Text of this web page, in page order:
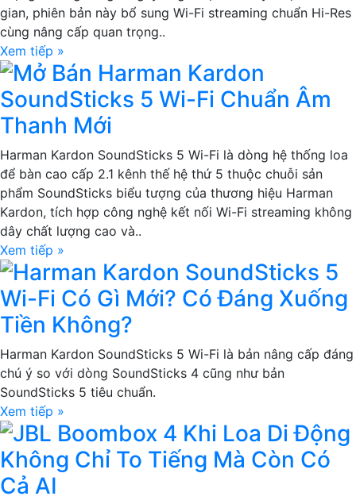
gian, phiên bản này bổ sung Wi-Fi streaming chuẩn Hi-Res
cùng nâng cấp quan trọng..
Xem tiếp »
Mở Bán Harman Kardon
SoundSticks 5 Wi-Fi Chuẩn Âm
Thanh Mới
Harman Kardon SoundSticks 5 Wi-Fi là dòng hệ thống loa
để bàn cao cấp 2.1 kênh thế hệ thứ 5 thuộc chuỗi sản
phẩm SoundSticks biểu tượng của thương hiệu Harman
Kardon, tích hợp công nghệ kết nối Wi-Fi streaming không
dây chất lượng cao và..
Xem tiếp »
Harman Kardon SoundSticks 5
Wi-Fi Có Gì Mới? Có Đáng Xuống
Tiền Không?
Harman Kardon SoundSticks 5 Wi-Fi là bản nâng cấp đáng
chú ý so với dòng SoundSticks 4 cũng như bản
SoundSticks 5 tiêu chuẩn.
Xem tiếp »
JBL Boombox 4 Khi Loa Di Động
Không Chỉ To Tiếng Mà Còn Có
Cả AI